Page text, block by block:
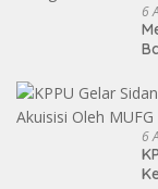
6
6